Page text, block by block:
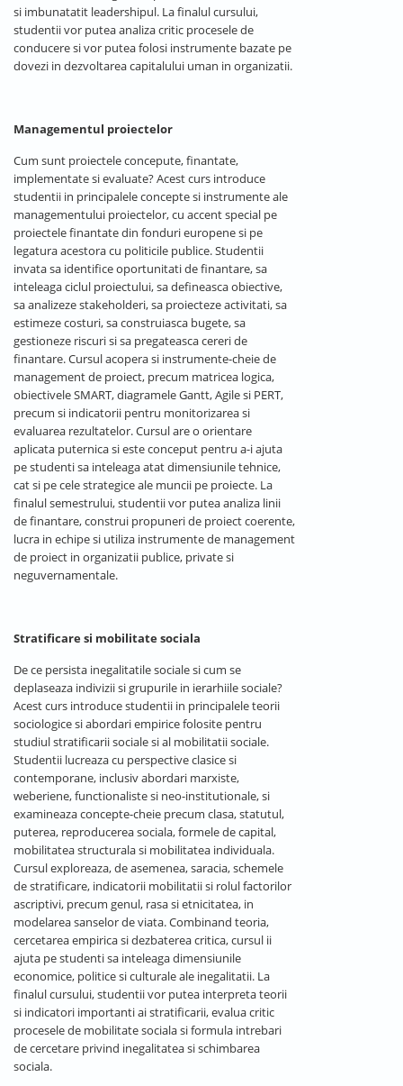
si imbunatatit leadershipul. La finalul cursului,
studentii vor putea analiza critic procesele de
conducere si vor putea folosi instrumente bazate pe
dovezi in dezvoltarea capitalului uman in organizatii.
Managementul proiectelor
Cum sunt proiectele concepute, finantate,
implementate si evaluate? Acest curs introduce
studentii in principalele concepte si instrumente ale
managementului proiectelor, cu accent special pe
proiectele finantate din fonduri europene si pe
legatura acestora cu politicile publice. Studentii
invata sa identifice oportunitati de finantare, sa
inteleaga ciclul proiectului, sa defineasca obiective,
sa analizeze stakeholderi, sa proiecteze activitati, sa
estimeze costuri, sa construiasca bugete, sa
gestioneze riscuri si sa pregateasca cereri de
finantare. Cursul acopera si instrumente-cheie de
management de proiect, precum matricea logica,
obiectivele SMART, diagramele Gantt, Agile si PERT,
precum si indicatorii pentru monitorizarea si
evaluarea rezultatelor. Cursul are o orientare
aplicata puternica si este conceput pentru a-i ajuta
pe studenti sa inteleaga atat dimensiunile tehnice,
cat si pe cele strategice ale muncii pe proiecte. La
finalul semestrului, studentii vor putea analiza linii
de finantare, construi propuneri de proiect coerente,
lucra in echipe si utiliza instrumente de management
de proiect in organizatii publice, private si
neguvernamentale.
Stratificare si mobilitate sociala
De ce persista inegalitatile sociale si cum se
deplaseaza indivizii si grupurile in ierarhiile sociale?
Acest curs introduce studentii in principalele teorii
sociologice si abordari empirice folosite pentru
studiul stratificarii sociale si al mobilitatii sociale.
Studentii lucreaza cu perspective clasice si
contemporane, inclusiv abordari marxiste,
weberiene, functionaliste si neo-institutionale, si
examineaza concepte-cheie precum clasa, statutul,
puterea, reproducerea sociala, formele de capital,
mobilitatea structurala si mobilitatea individuala.
Cursul exploreaza, de asemenea, saracia, schemele
de stratificare, indicatorii mobilitatii si rolul factorilor
ascriptivi, precum genul, rasa si etnicitatea, in
modelarea sanselor de viata. Combinand teoria,
cercetarea empirica si dezbaterea critica, cursul ii
ajuta pe studenti sa inteleaga dimensiunile
economice, politice si culturale ale inegalitatii. La
finalul cursului, studentii vor putea interpreta teorii
si indicatori importanti ai stratificarii, evalua critic
procesele de mobilitate sociala si formula intrebari
de cercetare privind inegalitatea si schimbarea
sociala.